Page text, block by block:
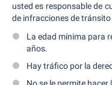
usted es responsable de
de infracciones de
La edad mínima para
años.
Hay tráfico por la